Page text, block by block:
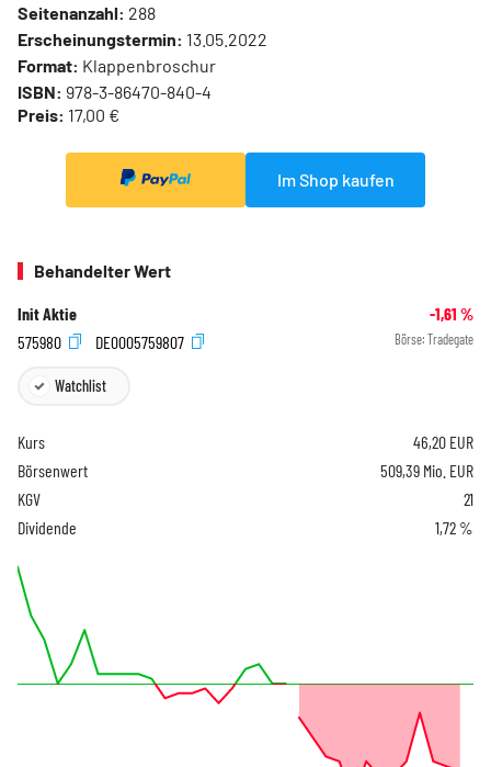
Seitenanzahl: 288
Erscheinungstermin: 13.05.2022
Format: Klappenbroschur
ISBN: 978-3-86470-840-4
Preis: 17,00 €
Im Shop kaufen
Behandelter Wert
Init Aktie -1,61 %
575980
DE0005759807 Börse: Tradegate
Watchlist
Kurs 46,20 EUR
Börsenwert
509,39 Mio. EUR
KGV
21
Dividende
1,72 %